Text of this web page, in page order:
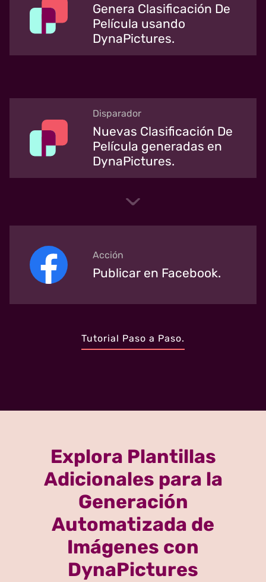
Genera Clasificación De
Película usando
DynaPictures.
Disparador
Nuevas Clasificación De
Película generadas en
DynaPictures.
Acción
Publicar en Facebook.
Tutorial Paso a Paso.
Explora Plantillas
Adicionales para la
Generación
Automatizada de
Imágenes con
DynaPictures